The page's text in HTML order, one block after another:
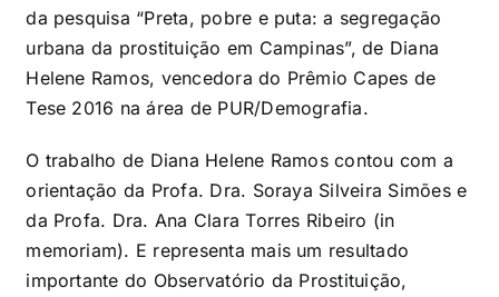
da pesquisa “Preta, pobre e puta: a segregação
urbana da prostituição em Campinas”, de Diana
Helene Ramos, vencedora do Prêmio Capes de
Tese 2016 na área de PUR/Demografia.
O trabalho de Diana Helene Ramos contou com a
orientação da Profa. Dra. Soraya Silveira Simões e
da Profa. Dra. Ana Clara Torres Ribeiro (in
memoriam). E representa mais um resultado
importante do Observatório da Prostituição,